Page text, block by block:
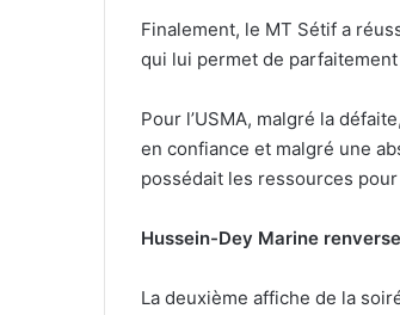
Finalement, le MT Sétif a
qui lui permet de
Pour l’USMA, malgré la
en confiance et malgré une
possédait les ressources
Hussein-Dey Marine
La deuxième affiche de la